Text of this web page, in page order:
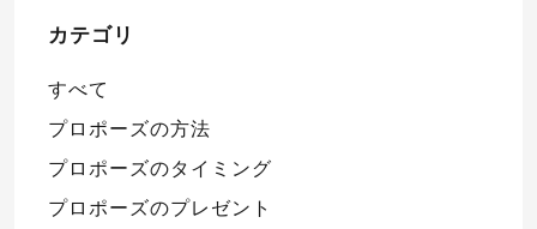
カテゴリ
すべて
プロポーズの方法
プロポーズのタイミング
プロポーズのプレゼント